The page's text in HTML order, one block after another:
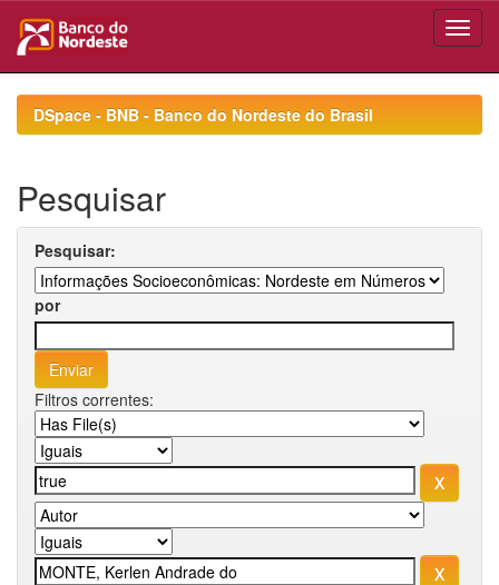
navigationDSpace - BNB - Banco do Nordeste do Brasil
Pesquisar
Pesquisar:
por
Filtros correntes: